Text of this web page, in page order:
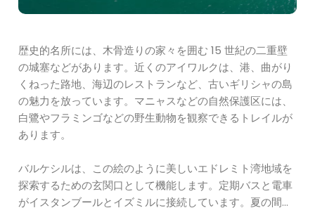
歴史的名所には、木骨造りの家々を囲む 15 世紀の二重壁
の城塞などがあります。近くのアイワルクは、港、曲がり
くねった路地、海辺のレストランなど、古いギリシャの島
の魅力を放っています。マニャスなどの自然保護区には、
白鷺やフラミンゴなどの野生動物を観察できるトレイルが
あります。
バルケシルは、この絵のように美しいエドレミト湾地域を
探索するための玄関口として機能します。定期バスと電車
がイスタンブールとイズミルに接続しています。夏の間